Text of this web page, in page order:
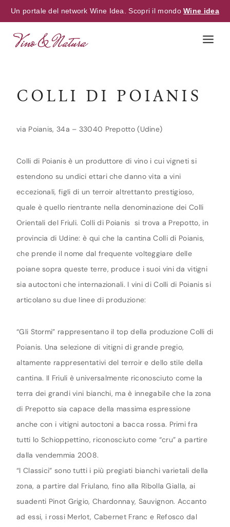
Un portale del network Wine Idea. Scopri il mondoWine idea
COLLI DI POIANIS
via Poianis, 34a – 33040 Prepotto (Udine)
Colli di Poianis è un produttore di vino i cui vigneti si
estendono su undici ettari che danno vita a vini
eccezionali, figli di un terroir altrettanto prestigioso,
quale è quello rientrante nella denominazione dei Colli
Orientali del Friuli. Colli di Poianis si trova a Prepotto, in
provincia di Udine: è qui che la cantina Colli di Poianis,
che prende il nome dal frequente volteggiare delle
poiane sopra queste terre, produce i suoi vini da vitigni
sia autoctoni che internazionali. I vini di Colli di Poianis si
articolano su due linee di produzione:
“Gli Stormi” rappresentano il top della produzione Colli di
Poianis. Una selezione di vitigni di grande pregio,
altamente rappresentativi del terroir e dello stile della
cantina. Il Friuli è universalmente riconosciuto come la
terra dei grandi vini bianchi, ma è innegabile che la zona
di Prepotto sia capace della massima espressione
anche con i vitigni autoctoni a bacca rossa. Primi fra
tutti lo Schioppettino, riconosciuto come “cru” a partire
dalla vendemmia 2008.
“I Classici” sono tutti i più pregiati bianchi varietali della
zona, a partire dal Friulano, fino alla Ribolla Gialla, ai
suadenti Pinot Grigio, Chardonnay, Sauvignon. Accanto
ad essi, i rossi Merlot, Cabernet Franc e Refosco dal